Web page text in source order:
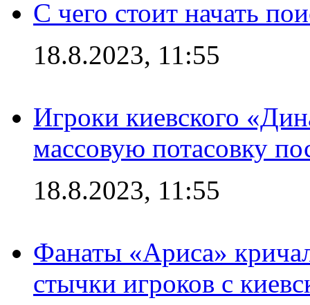
С чего стоит начать
18.8.2023, 11:55
Игроки киевского
массовую потасовку
18.8.2023, 11:55
Фанаты «Ариса»
стычки игроков с